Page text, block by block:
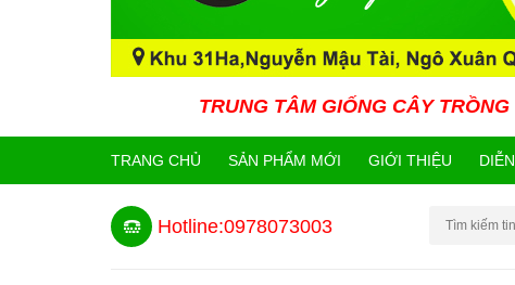
TRUNG TÂM GIỐNG CÂY TRỒNG CÔNG
TRANG CHỦ SẢN PHẨM MỚI GIỚI THIỆU
Hotline:0978073003